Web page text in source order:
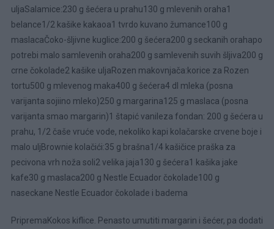
uljaSalamice:230 g šećera u prahu130 g mlevenih oraha1
belance1/2 kašike kakaoa1 tvrdo kuvano žumance100 g
maslacaČoko-šljivne kuglice:200 g šećera200 g seckanih orahapo
potrebi malo samlevenih oraha200 g samlevenih suvih šljiva200 g
crne čokolade2 kašike uljaRozen makovnjača:korice za Rozen
tortu500 g mlevenog maka400 g šećera4 dl mleka (posna
varijanta sojiino mleko)250 g margarina125 g maslaca (posna
varijanta smao margarin)1 štapić vanileza fondan: 200 g šećera u
prahu, 1/2 čaše vruće vode, nekoliko kapi kolačarske crvene boje i
malo uljBrownie kolačići:35 g brašna1/4 kašičice praška za
pecivona vrh noža soli2 velika jaja130 g šećera1 kašika jake
kafe30 g maslaca200 g Nestle Ecuador čokolade100 g
naseckane Nestle Ecuador čokolade i badema
PripremaKokos kiflice. Penasto umutiti margarin i šećer, pa dodati